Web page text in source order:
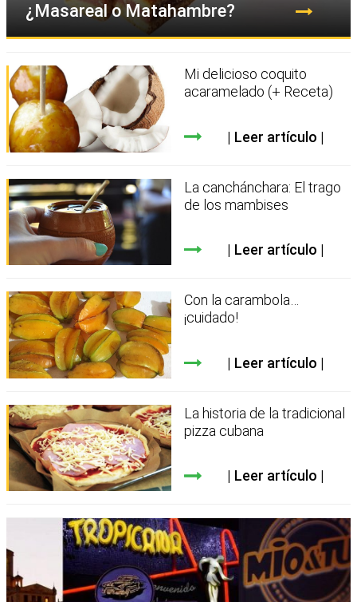
¿Masareal o Matahambre?
Mi delicioso coquito
acaramelado (+ Receta)
Leer artículo
La canchánchara: El trago
de los mambises
Leer artículo
Con la carambola…
¡cuidado!
Leer artículo
La historia de la tradicional
pizza cubana
Leer artículo